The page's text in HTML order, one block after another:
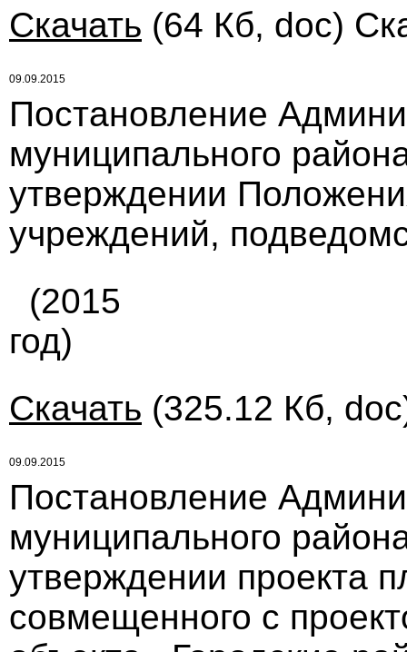
Скачать (64 Кб, doc)
09.09.2015
Постановление
муниципального
утверждении
учреждений,
(2015
год)
Скачать (325.12 Кб,
09.09.2015
Постановление
муниципального
утверждении проекта
совмещенного с